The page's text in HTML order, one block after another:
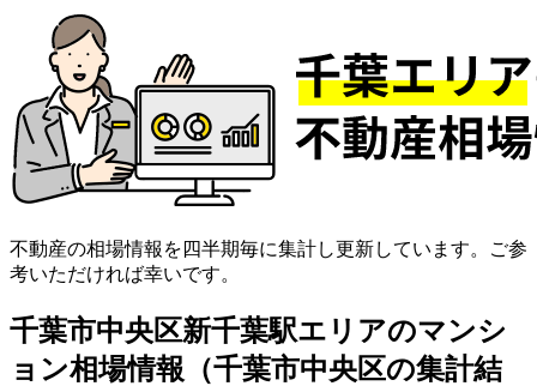
不動産の相場情報を四半期毎に集計し更新しています。ご参
考いただければ幸いです。
千葉市中央区新千葉駅エリアのマンシ
ョン相場情報（千葉市中央区の集計結